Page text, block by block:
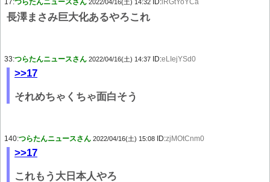
17:つらたんニュースさん 2022/04/16(土) 14:32 ID: lRGtYoYCa
長澤まさみ巨大化あるやろこれ
33:つらたんニュースさん 2022/04/16(土) 14:37 ID:eLIejYSd0
>>17
それめちゃくちゃ面白そう
140:つらたんニュースさん 2022/04/16(土) 15:08 ID:zjMOtCnm0
>>17
これもう大日本人やろ